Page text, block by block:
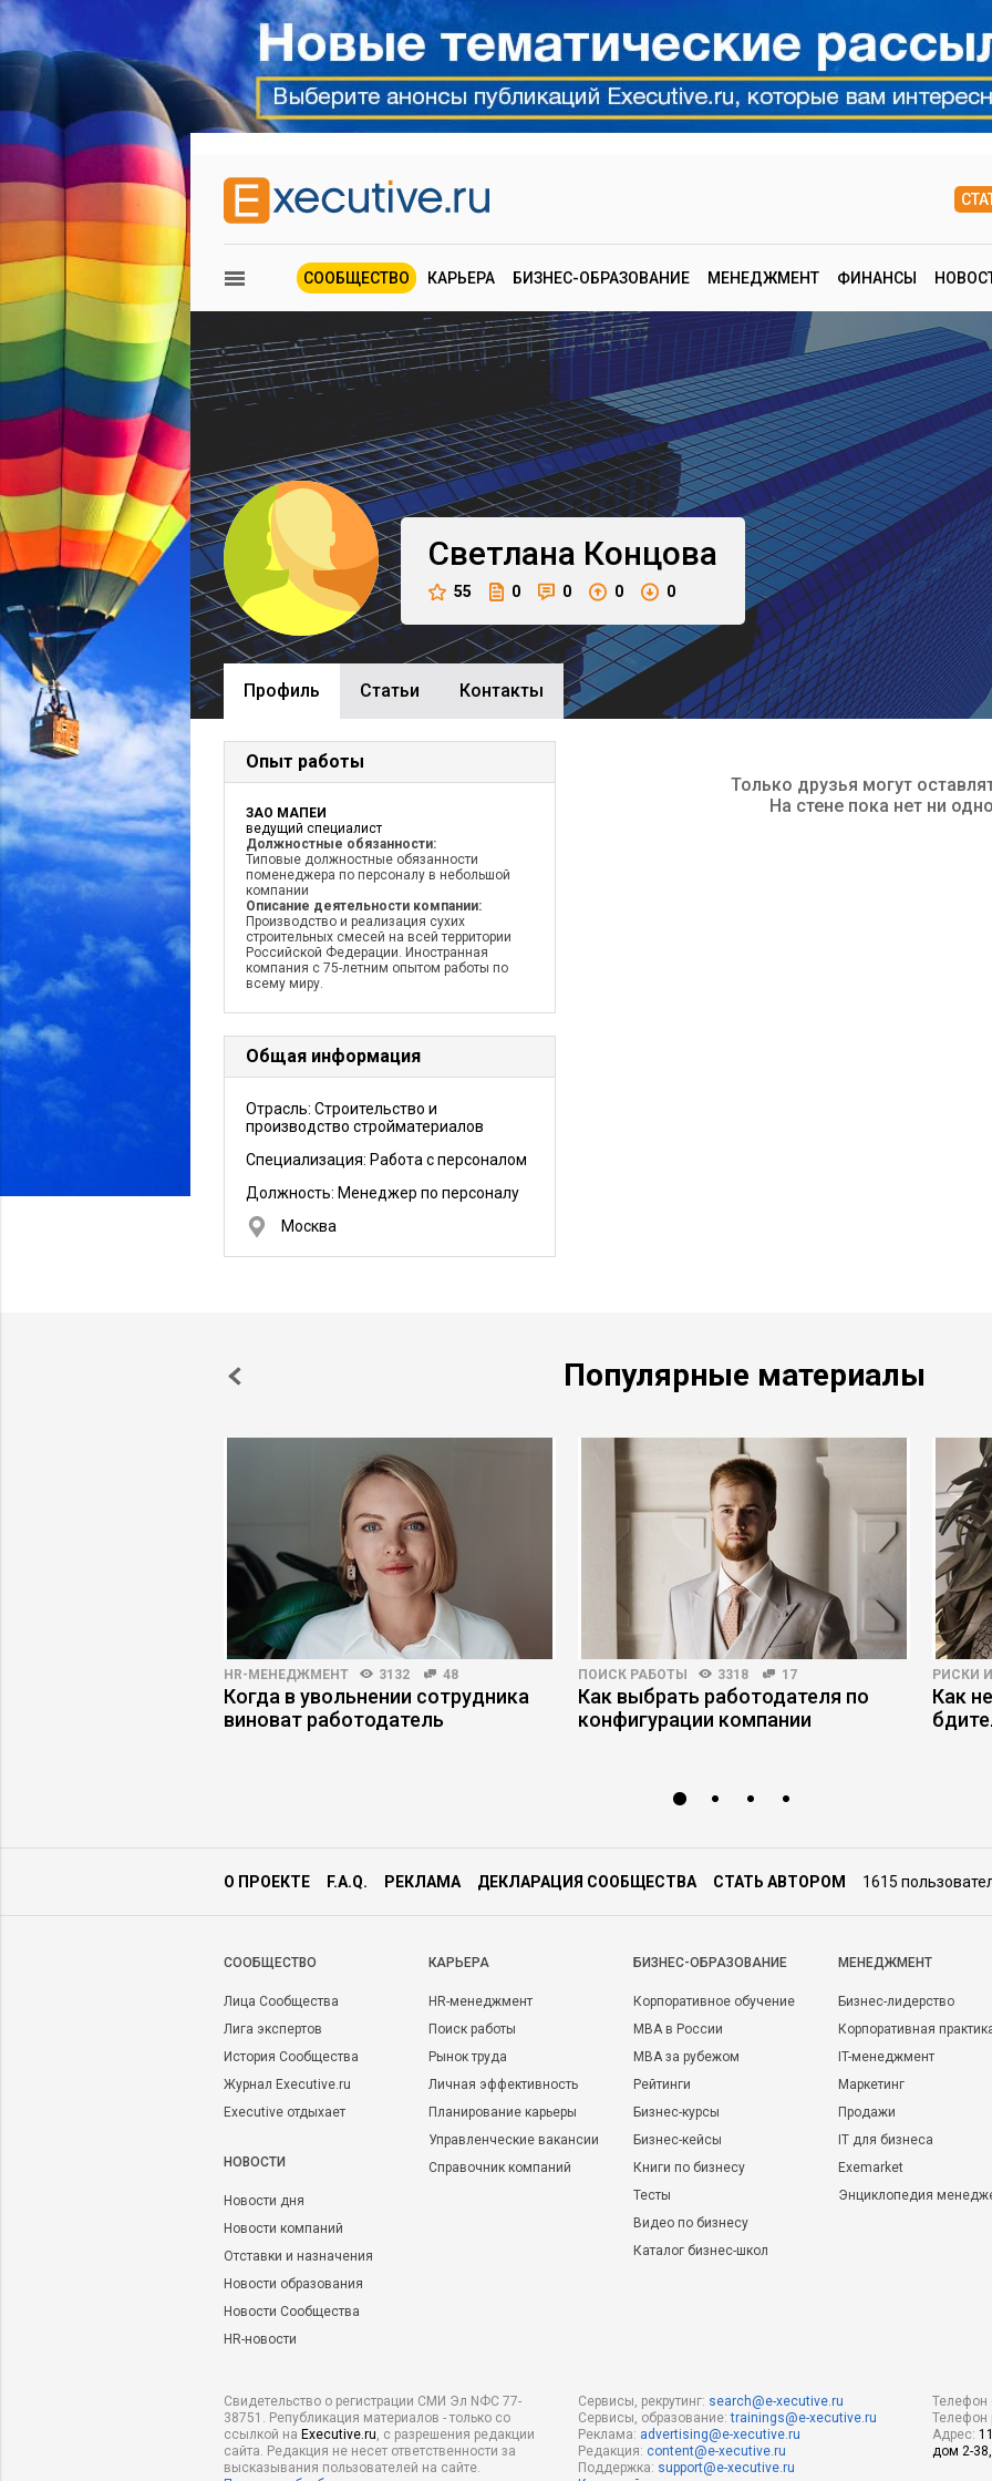
СООБЩЕСТВО КАРЬЕРА БИЗНЕС-ОБРАЗОВАНИЕ МЕНЕДЖМЕНТ ФИНАНСЫ
Светлана Концова
55 0 0 0 0
Профиль Cтатьи Контакты
Опыт работы
ЗАО МАПЕИ
ведущий специалист
Должностные обязанности:
Типовые должностные обязанности
поменеджера по персоналу в небольшой
компании
Описание деятельности компании:
Производство и реализация сухих
строительных смесей на всей территории
Российской Федерации. Иностранная
компания с 75-летним опытом работы по
всему миру.
Общая информация
Отрасль: Строительство и
производство стройматериалов
Специализация: Работа с персоналом
Должность: Менеджер по персоналу
Москва
Только друзья могут
На стене пока нет ни
Популярные материалы
HR-МЕНЕДЖМЕНТ 3132 48
Когда в увольнении сотрудника
виноват работодатель
ПОИСК РАБОТЫ 3318 17
Как выбрать работодателя по
конфигурации компании
РИСКИ
Как
О ПРОЕКТЕ F.A.Q. РЕКЛАМА ДЕКЛАРАЦИЯ СООБЩЕСТВА СТАТЬ АВТОРОМ 1615
CООБЩЕСТВО
Лица Сообщества
Лига экспертов
История Сообщества
Журнал Executive.ru
Executive отдыхает
НОВОСТИ
Новости дня
Новости компаний
Отставки и назначения
Новости образования
Новости Сообщества
HR-новости
КАРЬЕРА
HR-менеджмент
Поиск работы
Рынок труда
Личная эффективность
Планирование карьеры
Управленческие вакансии
Справочник компаний
БИЗНЕС-ОБРАЗОВАНИЕ
Корпоративное обучение
MBA в России
MBA за рубежом
Рейтинги
Бизнес-курсы
Бизнес-кейсы
Книги по бизнесу
Тесты
Видео по бизнесу
Каталог бизнес-школ
МЕНЕДЖМЕНТ
Бизнес-лидерство
Корпоративная
IT-менеджмент
Маркетинг
Продажи
IT для бизнеса
Exemarket
Энциклопедия
Свидетельство о регистрации СМИ Эл NФС 77-
38751. Републикация материалов - только со
ссылкой на Executive.ru, с разрешения редакции
сайта. Редакция не несет ответственности за
высказывания пользователей на сайте.
Сервисы, рекрутинг: search@e-xecutive.ru
Сервисы, образование:trainings@e-xecutive.ru
Реклама: advertising@e-xecutive.ru
Редакция: content@e-xecutive.ru
Поддержка: support@e-xecutive.ru
Телефон
Телефон
Адрес:
дом 2-